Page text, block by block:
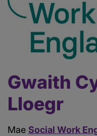
Gwaith
Lloegr
Mae Social Work